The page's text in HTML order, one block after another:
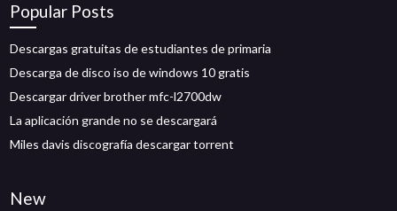
Popular Posts
Descargas gratuitas de estudiantes de primaria
Descarga de disco iso de windows 10 gratis
Descargar driver brother mfc-l2700dw
La aplicación grande no se descargará
Miles davis discografía descargar torrent
New